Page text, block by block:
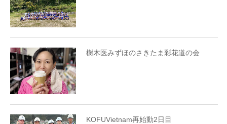
樹木医みずほのさきたま彩花道の会
KOFUVietnam再始動2日目